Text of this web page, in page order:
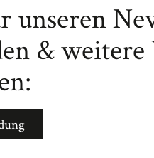
unseren
&